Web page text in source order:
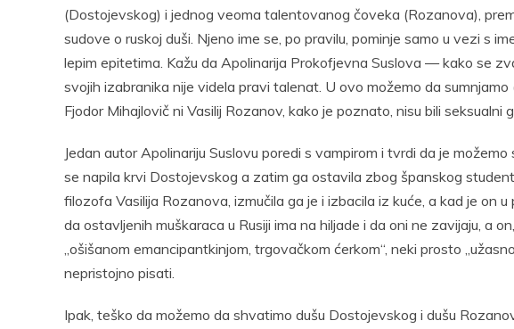
(Dostojevskog) i jednog veoma talentovanog čoveka (Rozanova),
sudove o ruskoj duši. Njeno ime se, po pravilu, pominje samo u vezi s
lepim epitetima. Kažu da Apolinarija Prokofjevna Suslova — kako se
svojih izabranika nije videla pravi talenat. U ovo možemo da
Fjodor Mihajlovič ni Vasilij Rozanov, kako je poznato, nisu bili seksualni
Jedan autor Apolinariju Suslovu poredi s vampirom i tvrdi da je
se napila krvi Dostojevskog a zatim ga ostavila zbog španskog
filozofa Vasilija Rozanova, izmučila ga je i izbacila iz kuće, a kad je on
da ostavljenih muškaraca u Rusiji ima na hiljade i da oni ne zavijaju, a
„ošišanom emancipantkinjom, trgovačkom ćerkom“, neki prosto
nepristojno pisati.
Ipak, teško da možemo da shvatimo dušu Dostojevskog i dušu